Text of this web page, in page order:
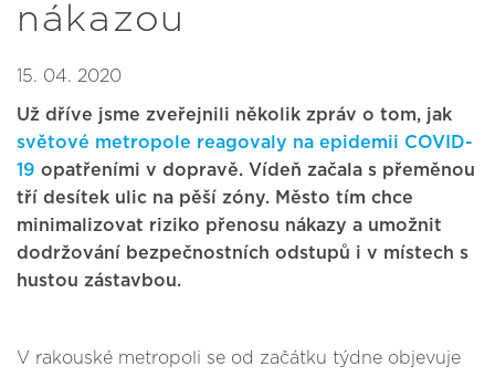
nákazou
15. 04. 2020
Už dříve jsme zveřejnili několik zpráv o tom, jak
světové metropole reagovaly na epidemii COVID-
19 opatřeními v dopravě. Vídeň začala s přeměnou
tří desítek ulic na pěší zóny. Město tím chce
minimalizovat riziko přenosu nákazy a umožnit
dodržování bezpečnostních odstupů i v místech s
hustou zástavbou.
V rakouské metropoli se od začátku týdne objevuje